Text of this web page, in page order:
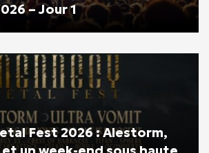
– Jour 1
Fest 2026 : Alestorm,